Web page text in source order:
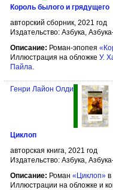
Король былого и грядущего
авторский сборник, 2021 год
Издательство: Азбука,
Описание: Роман-эпопея
Иллюстрация на обложке У.
Пайла.
Генри Лайон Олди
Циклоп
авторская книга, 2021 год
Издательство: Азбука,
Описание: Роман «Циклоп» в
Иллюстрации на обложке и